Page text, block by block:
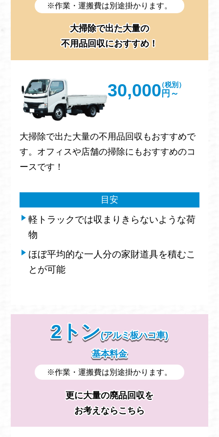
※作業・運搬費は別途掛かります。
大掃除で出た大量の
不用品回収におすすめ！
30,000 円～
（税別）
大掃除で出た大量の不用品回収もおすすめで
す。オフィスや店舗の掃除にもおすすめのコ
ースです！
目安
軽トラックでは収まりきらないような荷
物
ほぼ平均的な一人分の家財道具を積むこ
とが可能
2トン(アルミ板ハコ車)
基本料金
※作業・運搬費は別途掛かります。
更に大量の廃品回収を
お考えならこちら